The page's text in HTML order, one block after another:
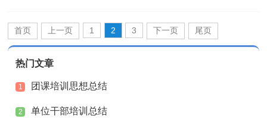
首页 上一页 1 2 3 下一页 尾页
热门文章
1 团课培训思想总结
2 单位干部培训总结